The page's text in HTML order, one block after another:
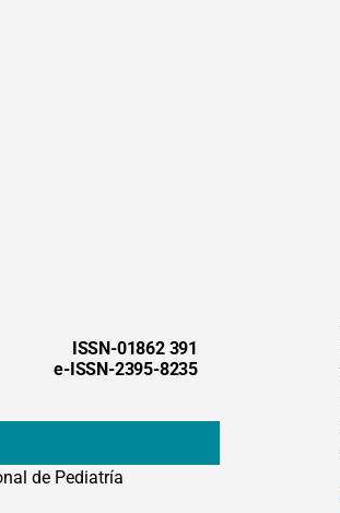
ISSN-01862 391
e-ISSN-2395-8235
de Pediatría